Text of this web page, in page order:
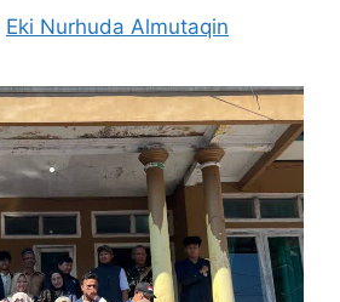
Eki Nurhuda Almutaqin